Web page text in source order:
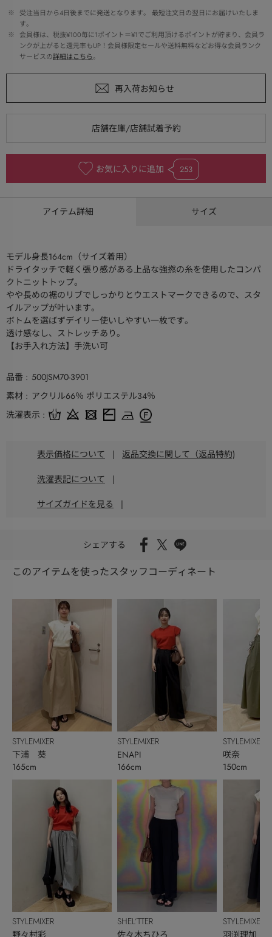
※
受注当日から4日後までに発送となります。 最短注文日の翌日にお届けいたしま
す。
※
会員様は、税抜¥100毎に1ポイント＝¥1でご利用頂けるポイントが貯まり、会員ラ
ンクが上がると還元率もUP！会員様限定セールや送料無料などお得な会員ランク
サービスの詳細はこちら。
お気に入りに追加 253
アイテム詳細 サイズ
モデル身長164cm（サイズ着用）
ドライタッチで軽く張り感がある上品な強撚の糸を使用したコンパ
クトニットトップ。
やや長めの裾のリブでしっかりとウエストマークできるので、スタ
イルアップが叶います。
ボトムを選ばずデイリー使いしやすい一枚です。
透け感なし、ストレッチあり。
【お手入れ方法】手洗い可
品番
500JSM70-3901
素材
アクリル66％ ポリエステル34％
洗濯表示
表示価格について | 返品交換に関して（返品特約)
洗濯表記について |
サイズガイドを見る |
シェアする
このアイテムを使ったスタッフコーディネート
STYLEMIXER
下浦 葵
165cm
STYLEMIXER
STYLEMIXER
ENAPI
166cm
SHEL’TTER
STYLEMIXER
咲奈
150cm
STYLEMIXER